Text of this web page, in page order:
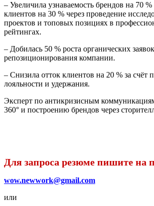
– Увеличила узнаваемость брендов на 70
клиентов на 30 % через проведение
проектов и топовых позициях в
рейтингах.
– Добилась 50 % роста органических
репозиционирования компании.
– Снизила отток клиентов на 20 % за счёт
лояльности и удержания.
Эксперт по антикризисным
360° и построению брендов через
Для запроса резюме пишите на
wow.newwork@gmail.com
или